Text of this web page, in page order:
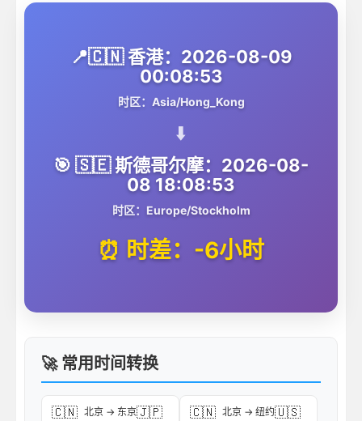
📍🇨🇳 香港：2026-08-09
00:08:53
时区：Asia/Hong_Kong
⬇️
🎯 🇸🇪 斯德哥尔摩：2026-08-
08 18:08:53
时区：Europe/Stockholm
⏰ 时差：-6小时
🚀 常用时间转换
🇨🇳 北京 → 东京🇯🇵 🇨🇳 北京 → 纽约🇺🇸